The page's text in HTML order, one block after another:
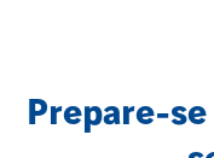
Prepare-